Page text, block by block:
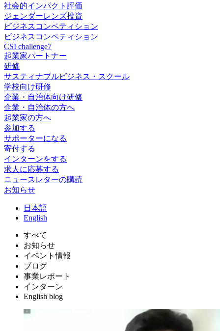
社会的インパクト評価
ジェンダーレンズ投資
ビジネスコンペティション
ビジネスコンペティション
CSI challenge7
起業家パートナー
研修
サスティナブルビジネス・スクール
学校向け研修
企業・自治体向け研修
企業・自治体の方へ
起業家の方へ
参加する
サポーターになる
寄付する
インターンをする
求人に応募する
ニュースレターの購読
お知らせ
日 本語
English
すべて
お知らせ
イベント情報
ブログ
事業レポート
インターン
English blog